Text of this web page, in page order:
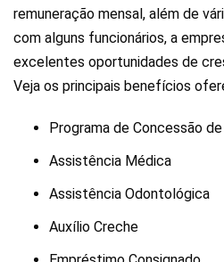
remuneração mensal, além de
com alguns funcionários, a
excelentes oportunidades de
Veja os principais benefícios
Programa de Concessão
Assistência Médica
Assistência Odontológica
Auxílio Creche